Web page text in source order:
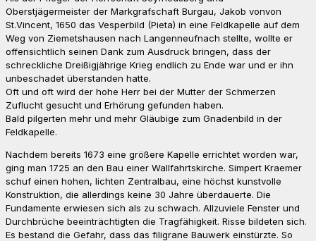
Oberstjägermeister der Markgrafschaft Burgau, Jakob vonvon
St.Vincent, 1650 das Vesperbild (Pieta) in eine Feldkapelle auf dem
Weg von Ziemetshausen nach Langenneufnach stellte, wollte er
offensichtlich seinen Dank zum Ausdruck bringen, dass der
schreckliche Dreißigjährige Krieg endlich zu Ende war und er ihn
unbeschadet überstanden hatte.
Oft und oft wird der hohe Herr bei der Mutter der Schmerzen
Zuflucht gesucht und Erhörung gefunden haben.
Bald pilgerten mehr und mehr Gläubige zum Gnadenbild in der
Feldkapelle.
Nachdem bereits 1673 eine größere Kapelle errichtet worden war,
ging man 1725 an den Bau einer Wallfahrtskirche. Simpert Kraemer
schuf einen hohen, lichten Zentralbau, eine höchst kunstvolle
Konstruktion, die allerdings keine 30 Jahre überdauerte. Die
Fundamente erwiesen sich als zu schwach. Allzuviele Fenster und
Durchbrüche beeinträchtigten die Tragfähigkeit. Risse bildeten sich.
Es bestand die Gefahr, dass das filigrane Bauwerk einstürzte. So